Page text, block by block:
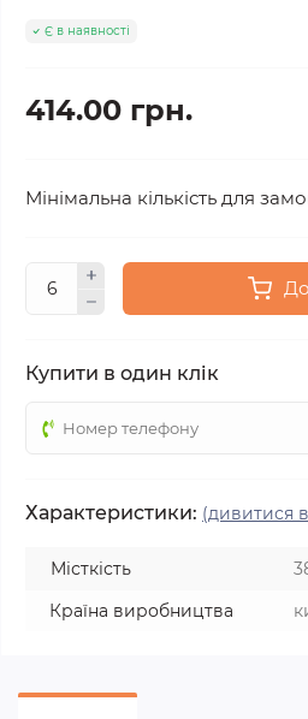
Є в наявності
414.00 грн.
Мінімальна кількість для
Купити в один клік
Характеристики: (дивитися
Місткість
Країна виробництва